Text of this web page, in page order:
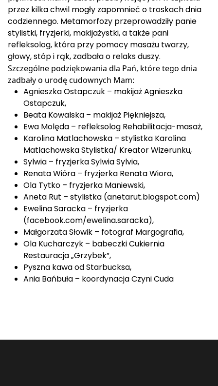
przez kilka chwil mogły zapomnieć o troskach dnia
codziennego. Metamorfozy przeprowadziły panie
stylistki, fryzjerki, makijażystki, a także pani
refleksolog, która przy pomocy masażu twarzy,
głowy, stóp i rąk, zadbała o relaks duszy.
Szczególne podziękowania dla Pań, które tego dnia
zadbały o urodę cudownych Mam:
Agnieszka Ostapczuk – makijażAgnieszka
Ostapczuk,
Beata Kowalska – makijaż Piękniejsza,
Ewa Molęda – refleksolog Rehabilitacja-masaż,
Karolina Matlachowska – stylistka Karolina
Matlachowska Stylistka/ Kreator Wizerunku,
Sylwia – fryzjerkaSylwia Sylvia,
Renata Wióra – fryzjerka Renata Wiora,
Ola Tytko – fryzjerka Maniewski,
Aneta Rut – stylistka (anetarut.blogspot.com)
Ewelina Saracka – fryzjerka
(facebook.com/ewelina.saracka),
Małgorzata Słowik – fotograf Margografia,
Ola Kucharczyk – babeczkiCukiernia
Restauracja „Grzybek”,
Pyszna kawa od Starbucksa,
Ania Bańbuła – koordynacjaCzyni Cuda